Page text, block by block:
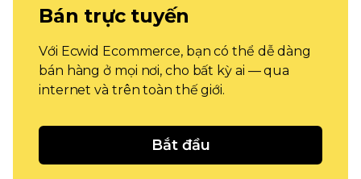
Bán trực tuyến
Với Ecwid Ecommerce, bạn có thể dễ dàng
bán hàng ở mọi nơi, cho bất kỳ ai — qua
internet và trên toàn thế giới.
Bắt đầu